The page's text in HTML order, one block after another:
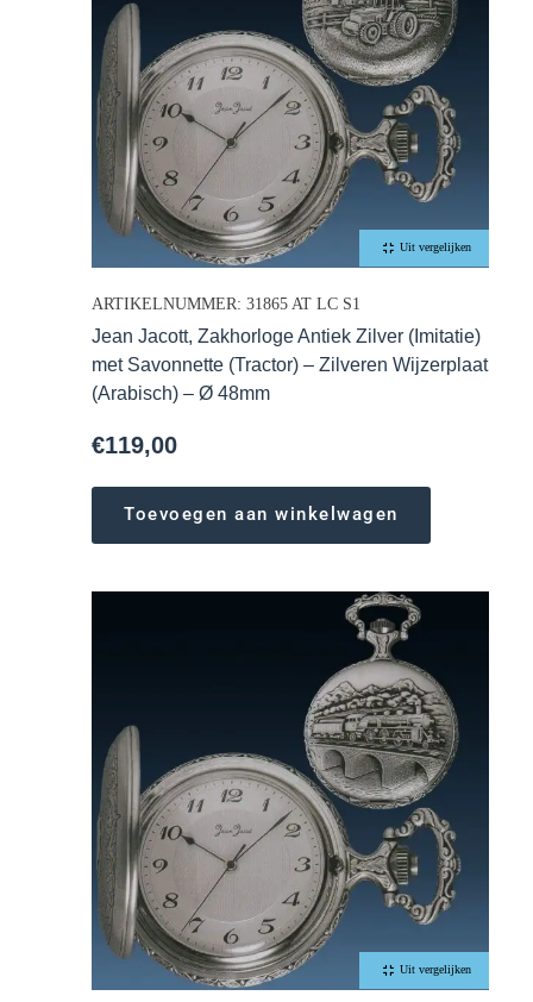
Uit vergelijken
ARTIKELNUMMER: 31865 AT LC S1
Jean Jacott, Zakhorloge Antiek Zilver (Imitatie)
met Savonnette (Tractor) – Zilveren Wijzerplaat
(Arabisch) – Ø 48mm
€119,00
Toevoegen aan winkelwagen
Uit vergelijken